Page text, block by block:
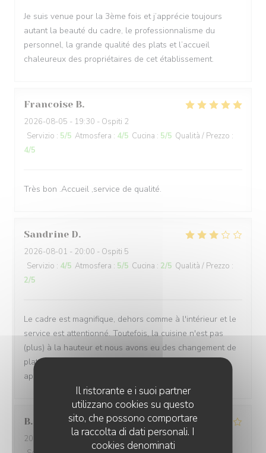
Il ristorante e i suoi partner
utilizzano cookies su questo
sito, che possono comportare
la raccolta di dati personali. I
cookies denominati
Je suis venue pour la 3ème fois et j’apprécie toujours
autant la beauté du cadre, le professionnalisme du
personnel, la grande qualité des plats et l’accueil
chaleureux des propriétaires de cet établissement.
Francoise B
2026-08-05 - 19:30 - Ospiti 2
Servizio : 5/5 Atmosfera : 4/5 Cucina : 5/5 Qualità / Prezzo :
4/5
Très bon .Accueil ,service de qualité.
Sandrine D
2026-08-01 - 20:00 - Ospiti 5
Servizio : 4/5 Atmosfera : 5/5 Cucina : 2/5 Qualità / Prezzo :
2/5
Le cadre est magnifique, dehors comme à l'intérieur et le
service est attentionné. Toutefois, la cuisine n'est pas
(plus) à la hauteur et nous avons eu des changement de
plats de la formule sans nous prévenir avant de nous
apporter les assiettes.
B
2026-08-03
- 19:45 - Ospiti 2